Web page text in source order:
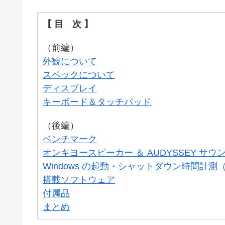
【 目 次 】
（前編）
外観について
スペックについて
ディスプレイ
キーボード＆タッチパッド
（後編）
ベンチマーク
オンキヨースピーカー ＆ AUDYSSEY サウ
Windows の起動・シャットダウン時間計測
搭載ソフトウェア
付属品
まとめ